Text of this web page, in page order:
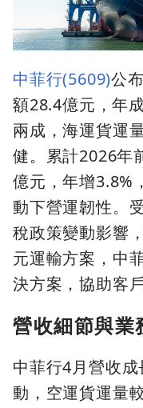
中菲行(5609)公
額28.4億元，年
兩成，海運貨運
健。累計2026年
億元，年增3.8%
動下營運韌性。
稅政策變動影響
元運輸方案，中
決方案，協助客
營收細節與業
中菲行4月營收
動，空運貨運量